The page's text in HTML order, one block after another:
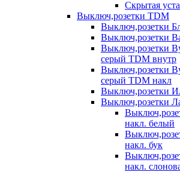
Скрытая
Выключ,розетки TDM
Выключ,розетки
Выключ,розетки
Выключ,розетки
серый TDM внутр
Выключ,розетки
серый TDM накл
Выключ,розетки
Выключ,розетки
накл. белый
накл. бук
накл.